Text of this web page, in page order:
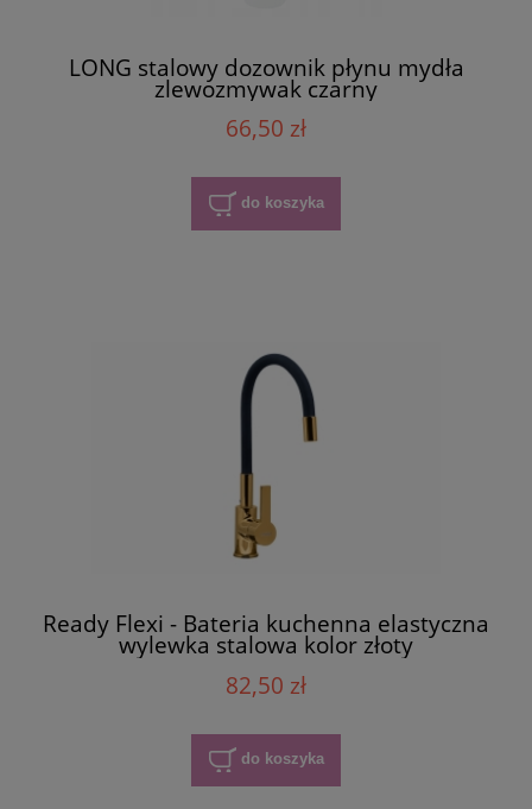
LONG stalowy dozownik płynu mydła
zlewozmywak czarny
66,50 zł
do koszyka
Ready Flexi - Bateria kuchenna elastyczna
wylewka stalowa kolor złoty
82,50 zł
do koszyka